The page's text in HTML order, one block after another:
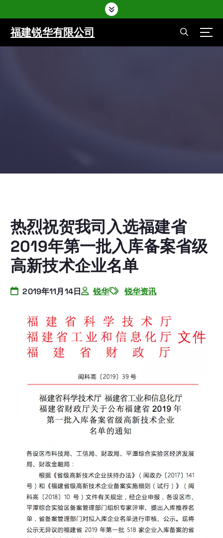
福建锐华有限公司
热烈祝贺我司入选福建省
2019年第一批入库备案省级
高新技术企业名单
2019年11月14日 锐华 锐华资讯